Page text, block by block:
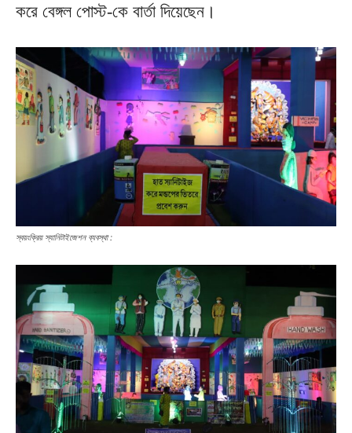
করে বেঙ্গল পোস্ট-কে বার্তা দিয়েছেন।
স্বয়ংক্রিয় স্যানিটাইজেশন ব্যবস্থা :